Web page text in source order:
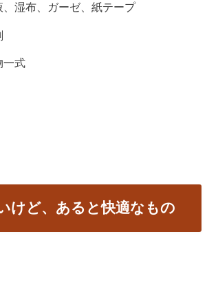
湿布、ガーゼ、紙テープ
一式
けど、あると快適なもの